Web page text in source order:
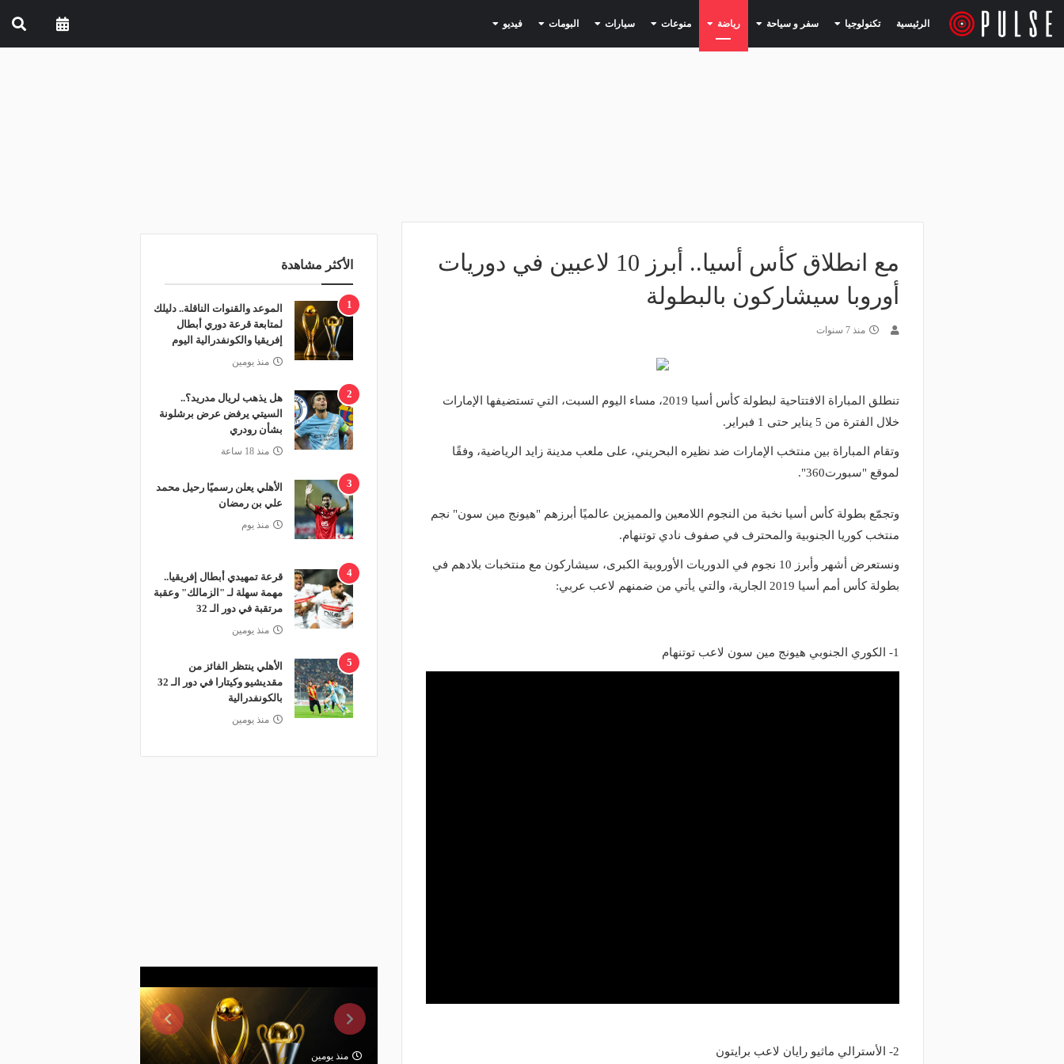
الرئيسية تكنولوجيا (current) سفر و سياحة (current) رياضة (current) منوعات (current) سيارات (current) البومات (current) فيديو (current)
مع انطلاق كأس أسيا.. أبرز 10 لاعبين في دوريات
أوروبا سيشاركون بالبطولة
منذ 7 سنوات
تنطلق المباراة الافتتاحية لبطولة كأس أسيا 2019، مساء اليوم السبت، التي تستضيفها الإمارات
خلال الفترة من 5 يناير حتى 1 فبراير.
وتقام المباراة بين منتخب الإمارات ضد نظيره البحريني، على ملعب مدينة زايد الرياضية، وفقًا
لموقع "سبورت360".
وتجمّع بطولة كأس أسيا نخبة من النجوم اللامعين والمميزين عالميًا أبرزهم "هيونج مين سون" نجم
منتخب كوريا الجنوبية والمحترف في صفوف نادي توتنهام.
ونستعرض أشهر وأبرز 10 نجوم في الدوريات الأوروبية الكبرى، سيشاركون مع منتخبات بلادهم في
بطولة كأس أمم أسيا 2019 الجارية، والتي يأتي من ضمنهم لاعب عربي:
1- الكوري الجنوبي هيونج مين سون لاعب توتنهام
2- الأسترالي ماثيو رايان لاعب برايتون
الأكثر مشاهدة
1
الموعد والقنوات الناقلة.. دليلك
لمتابعة قرعة دوري أبطال
إفريقيا والكونفدرالية اليوم
منذ يومين
2
هل يذهب لريال مدريد؟..
السيتي يرفض عرض برشلونة
بشأن رودري
منذ 18 ساعة
3
الأهلي يعلن رسميًا رحيل محمد
علي بن رمضان
منذ يوم
4
قرعة تمهيدي أبطال إفريقيا..
مهمة سهلة لـ "الزمالك" وعقبة
مرتقبة في دور الـ 32
منذ يومين
5
الأهلي ينتظر الفائز من
مقديشيو وكيتارا في دور الـ 32
بالكونفدرالية
منذ يومين
منذ يومين